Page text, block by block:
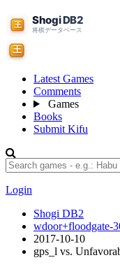
Latest Games
Comments
Games
Books
Submit Kifu
Login
Shogi DB2
wdoor+floodgate-
2017-10-10
gps_l vs.